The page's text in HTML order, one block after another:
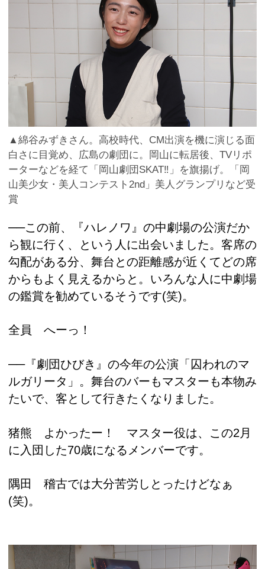
▲綿谷みずきさん。高校時代、CM出演を機に演じる面
白さに目覚め、広島の劇団に。岡山に転居後、TVリポ
ーターなどを経て「岡山劇団SKAT‼」を旗揚げ。「岡
山美少女・美人コンテスト2nd」美人グランプリなど受
賞
──この前、『ハレノワ』の中劇場の公演だか
ら観に行く、という人に出会いました。客席の
勾配がある分、舞台との距離感が近くてどの席
からもよく見えるからと。いろんな人に中劇場
の鑑賞を勧めているそうです(笑)。
全員 へーっ！
──『劇団ひびき』の今年の公演「囚われのマ
ルガリータ」。舞台のバーもマスターも本物み
たいで、客として行きたくなりました。
猪熊 よかったー！ マスター役は、この2月
に入団した70歳になるメンバーです。
隅田 稽古では大分苦労しとったけどなぁ
(笑)。